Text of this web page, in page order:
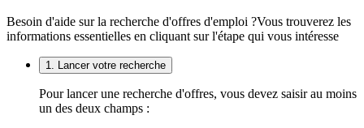
Besoin d'aide sur la recherche d'offres d'emploi ?Vous trouverez les
informations essentielles en cliquant sur l'étape qui vous intéresse
1. Lancer votre recherche
Pour lancer une recherche d'offres, vous devez saisir au moins
un des deux champs :